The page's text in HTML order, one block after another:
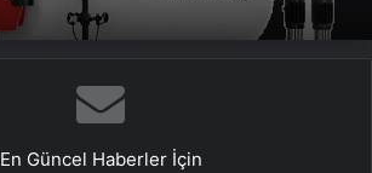
En Güncel Haberler İçin